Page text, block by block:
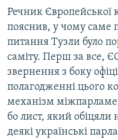
Речник Європейської
пояснив, у чому саме
питання Тузли було
саміту. Перш за все,
звернення з боку
полагодженні цього
механізм
бо лист, який обіцяли
деякі українські